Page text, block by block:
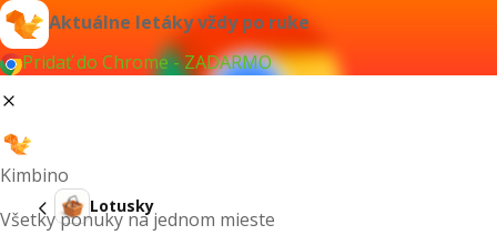
Aktuálne letáky vždy po ruke
Pridať do Chrome - ZADARMO
Kimbino
Všetky ponuky na jednom mieste
Lotusky